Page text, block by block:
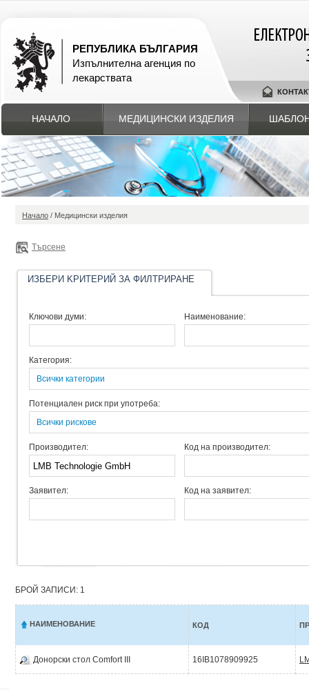
РЕПУБЛИКА БЪЛГАРИЯ
Изпълнителна агенция по
лекарствата
НАЧАЛО МЕДИЦИНСКИ ИЗДЕЛИЯ
Начало / Медицински изделия
Търсене
ИЗБЕРИ KРИТЕРИЙ ЗА ФИЛТРИРАНЕ
Ключови думи: Наименование:
Категория:
Всички категории
Потенциален риск при употреба:
Всички рискове
Производител: Код на производител:
Заявител: Код на заявител:
БРОЙ ЗАПИСИ: 1
НАИМЕНОВАНИЕ КОД
Донорски стол Comfort III 16IB1078909925